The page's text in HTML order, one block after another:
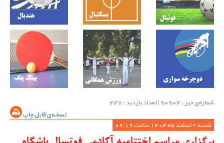
شماره‌ی خبر : ‌90904 | تعداد بازدید : 447
نسخه‌ی قابل چاپ
شنبه 2 اسفند ماه 1404 ساعت 09:19